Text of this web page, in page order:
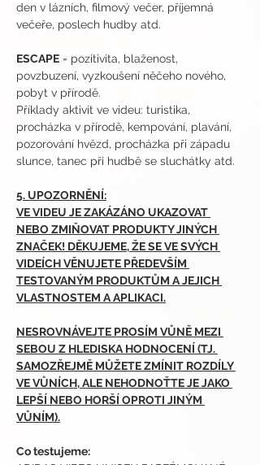
den v lázních, filmový večer, příjemná
večeře, poslech hudby atd.
ESCAPE = pozitivita, blaženost,
povzbuzení, vyzkoušení něčeho nového,
pobyt v přírodě.
Příklady aktivit ve videu: turistika,
procházka v přírodě, kempování, plavání,
pozorování hvězd, procházka při západu
slunce, tanec při hudbě se sluchátky atd.
5. UPOZORNĚNÍ:
VE VIDEU JE ZAKÁZÁNO UKAZOVAT
NEBO ZMIŇOVAT PRODUKTY JINÝCH
ZNAČEK! DĚKUJEME, ŽE SE VE SVÝCH
VIDEÍCH VĚNUJETE PŘEDEVŠÍM
TESTOVANÝM PRODUKTŮM A JEJICH
VLASTNOSTEM A APLIKACI.
NESROVNÁVEJTE PROSÍM VŮNĚ MEZI
SEBOU Z HLEDISKA HODNOCENÍ (TJ.
SAMOZŘEJMĚ MŮŽETE ZMÍNIT ROZDÍLY
VE VŮNÍCH, ALE NEHODNOŤTE JE JAKO
LEPŠÍ NEBO HORŠÍ OPROTI JINÝM
VŮNÍM).
Co testujeme: